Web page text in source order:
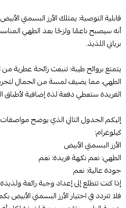
قابلية التوصية: يمتلك الأرز البسمتي
أنه سيصبح ناعمًا ولزجًا بعد الطهي
برياني اللذيذ.
يتمتع بروائح طيبة: تنبعث رائحة عطرية من
الطهي، مما يضيف لمسة من الجمال
الفريدة ستعطي دفعة لذة إضافية لأطباق
كيلوغرام:
الأرز البسمتي الأبيض
الطهي: نعم نكهة فريدة: نعم
جودة عالية: نعم
إذا كنت تتطلع إلى إعداد وجبة رائعة